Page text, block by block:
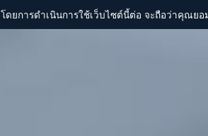
โดยการดำเนินการใช้เว็บไซต์นี้ต่อ จะถือว่าคุณยอ